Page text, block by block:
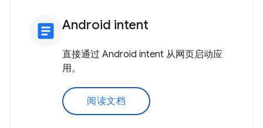
article Android intent
直接通过 Android intent 从网页启动应
用。
阅读文档